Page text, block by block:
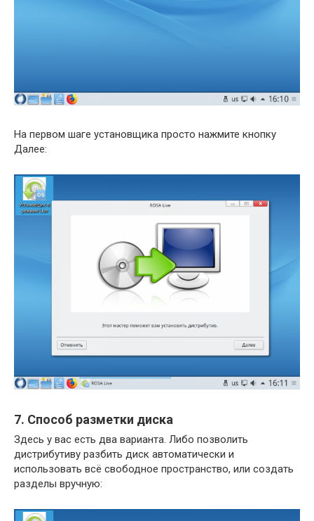
На первом шаге установщика просто нажмите кнопку
Далее:
7. Способ разметки диска
Здесь у вас есть два варианта. Либо позволить
дистрибутиву разбить диск автоматически и
использовать всё свободное пространство, или создать
разделы вручную: